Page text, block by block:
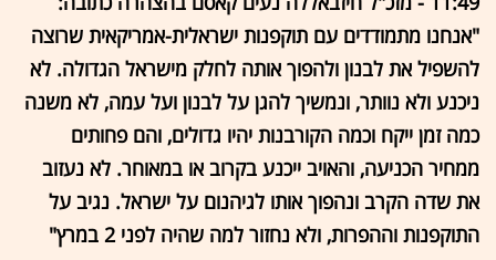
"אנחנו מתמודדים עם תוקפנות ישראלית-אמריקאית שרוצה
להשפיל את לבנון ולהפוך אותה לחלק מישראל הגדולה. לא
ניכנע ולא נוותר, ונמשיך להגן על לבנון ועל עמה, לא משנה
כמה זמן ייקח וכמה הקורבנות יהיו גדולים, והם פחותים
ממחיר הכניעה, והאויב ייכנע בקרוב או במאוחר. לא נעזוב
את שדה הקרב ונהפוך אותו לגיהנום על ישראל. נגיב על
התוקפנות וההפרות, ולא נחזור למה שהיה לפני 2 במרץ"